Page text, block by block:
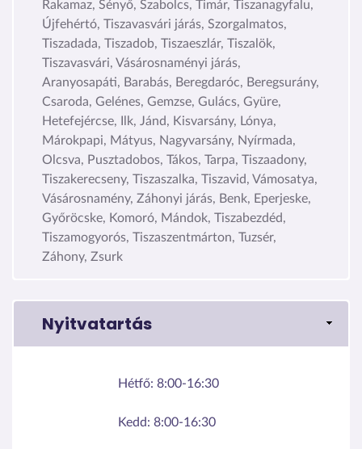
Rakamaz, Sényő, Szabolcs, Timár, Tiszanagyfalu,
Újfehértó, Tiszavasvári járás, Szorgalmatos,
Tiszadada, Tiszadob, Tiszaeszlár, Tiszalök,
Tiszavasvári, Vásárosnaményi járás,
Aranyosapáti, Barabás, Beregdaróc, Beregsurány,
Csaroda, Gelénes, Gemzse, Gulács, Gyüre,
Hetefejércse, Ilk, Jánd, Kisvarsány, Lónya,
Márokpapi, Mátyus, Nagyvarsány, Nyírmada,
Olcsva, Pusztadobos, Tákos, Tarpa, Tiszaadony,
Tiszakerecseny, Tiszaszalka, Tiszavid, Vámosatya,
Vásárosnamény, Záhonyi járás, Benk, Eperjeske,
Győröcske, Komoró, Mándok, Tiszabezdéd,
Tiszamogyorós, Tiszaszentmárton, Tuzsér,
Záhony, Zsurk
Nyitvatartás
Hétfő: 8:00-16:30
Kedd: 8:00-16:30